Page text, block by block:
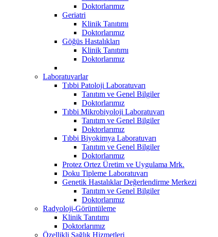
Doktorlarımız
Geriatri
Klinik Tanıtımı
Doktorlarımız
Göğüs Hastalıkları
Klinik Tanıtımı
Doktorlarımız
Laboratuvarlar
Tıbbi Patoloji Laboratuvarı
Tanıtım ve Genel Bilgiler
Doktorlarımız
Tıbbi Mikrobiyoloji Laboratuvarı
Tanıtım ve Genel Bilgiler
Doktorlarımız
Tıbbi Biyokimya Laboratuvarı
Tanıtım ve Genel Bilgiler
Doktorlarımız
Protez Ortez Üretim ve Uygulama Mrk.
Doku Tipleme Laboratuvarı
Genetik Hastalıklar Değerlendirme Merkezi
Tanıtım ve Genel Bilgiler
Doktorlarımız
Radyoloji-Görüntüleme
Klinik Tanıtımı
Doktorlarımız
Özellikli Sağlık Hizmetleri